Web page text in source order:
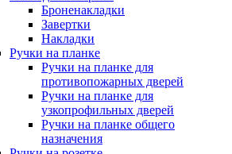
Броненакладки
Завертки
Накладки
Ручки на планке
Ручки на планке для
противопожарных дверей
Ручки на планке для
узкопрофильных дверей
Ручки на планке общего
назначения